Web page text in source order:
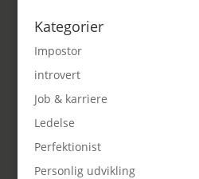
Kategorier
Impostor
introvert
Job & karriere
Ledelse
Perfektionist
Personlig udvikling